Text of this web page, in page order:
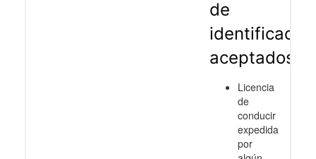
de
aceptados
Licencia
de
conducir
expedida
por